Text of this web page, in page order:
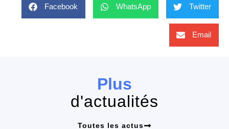
Facebook WhatsApp Twitter
Email
Plus
d'actualités
Toutes les actus